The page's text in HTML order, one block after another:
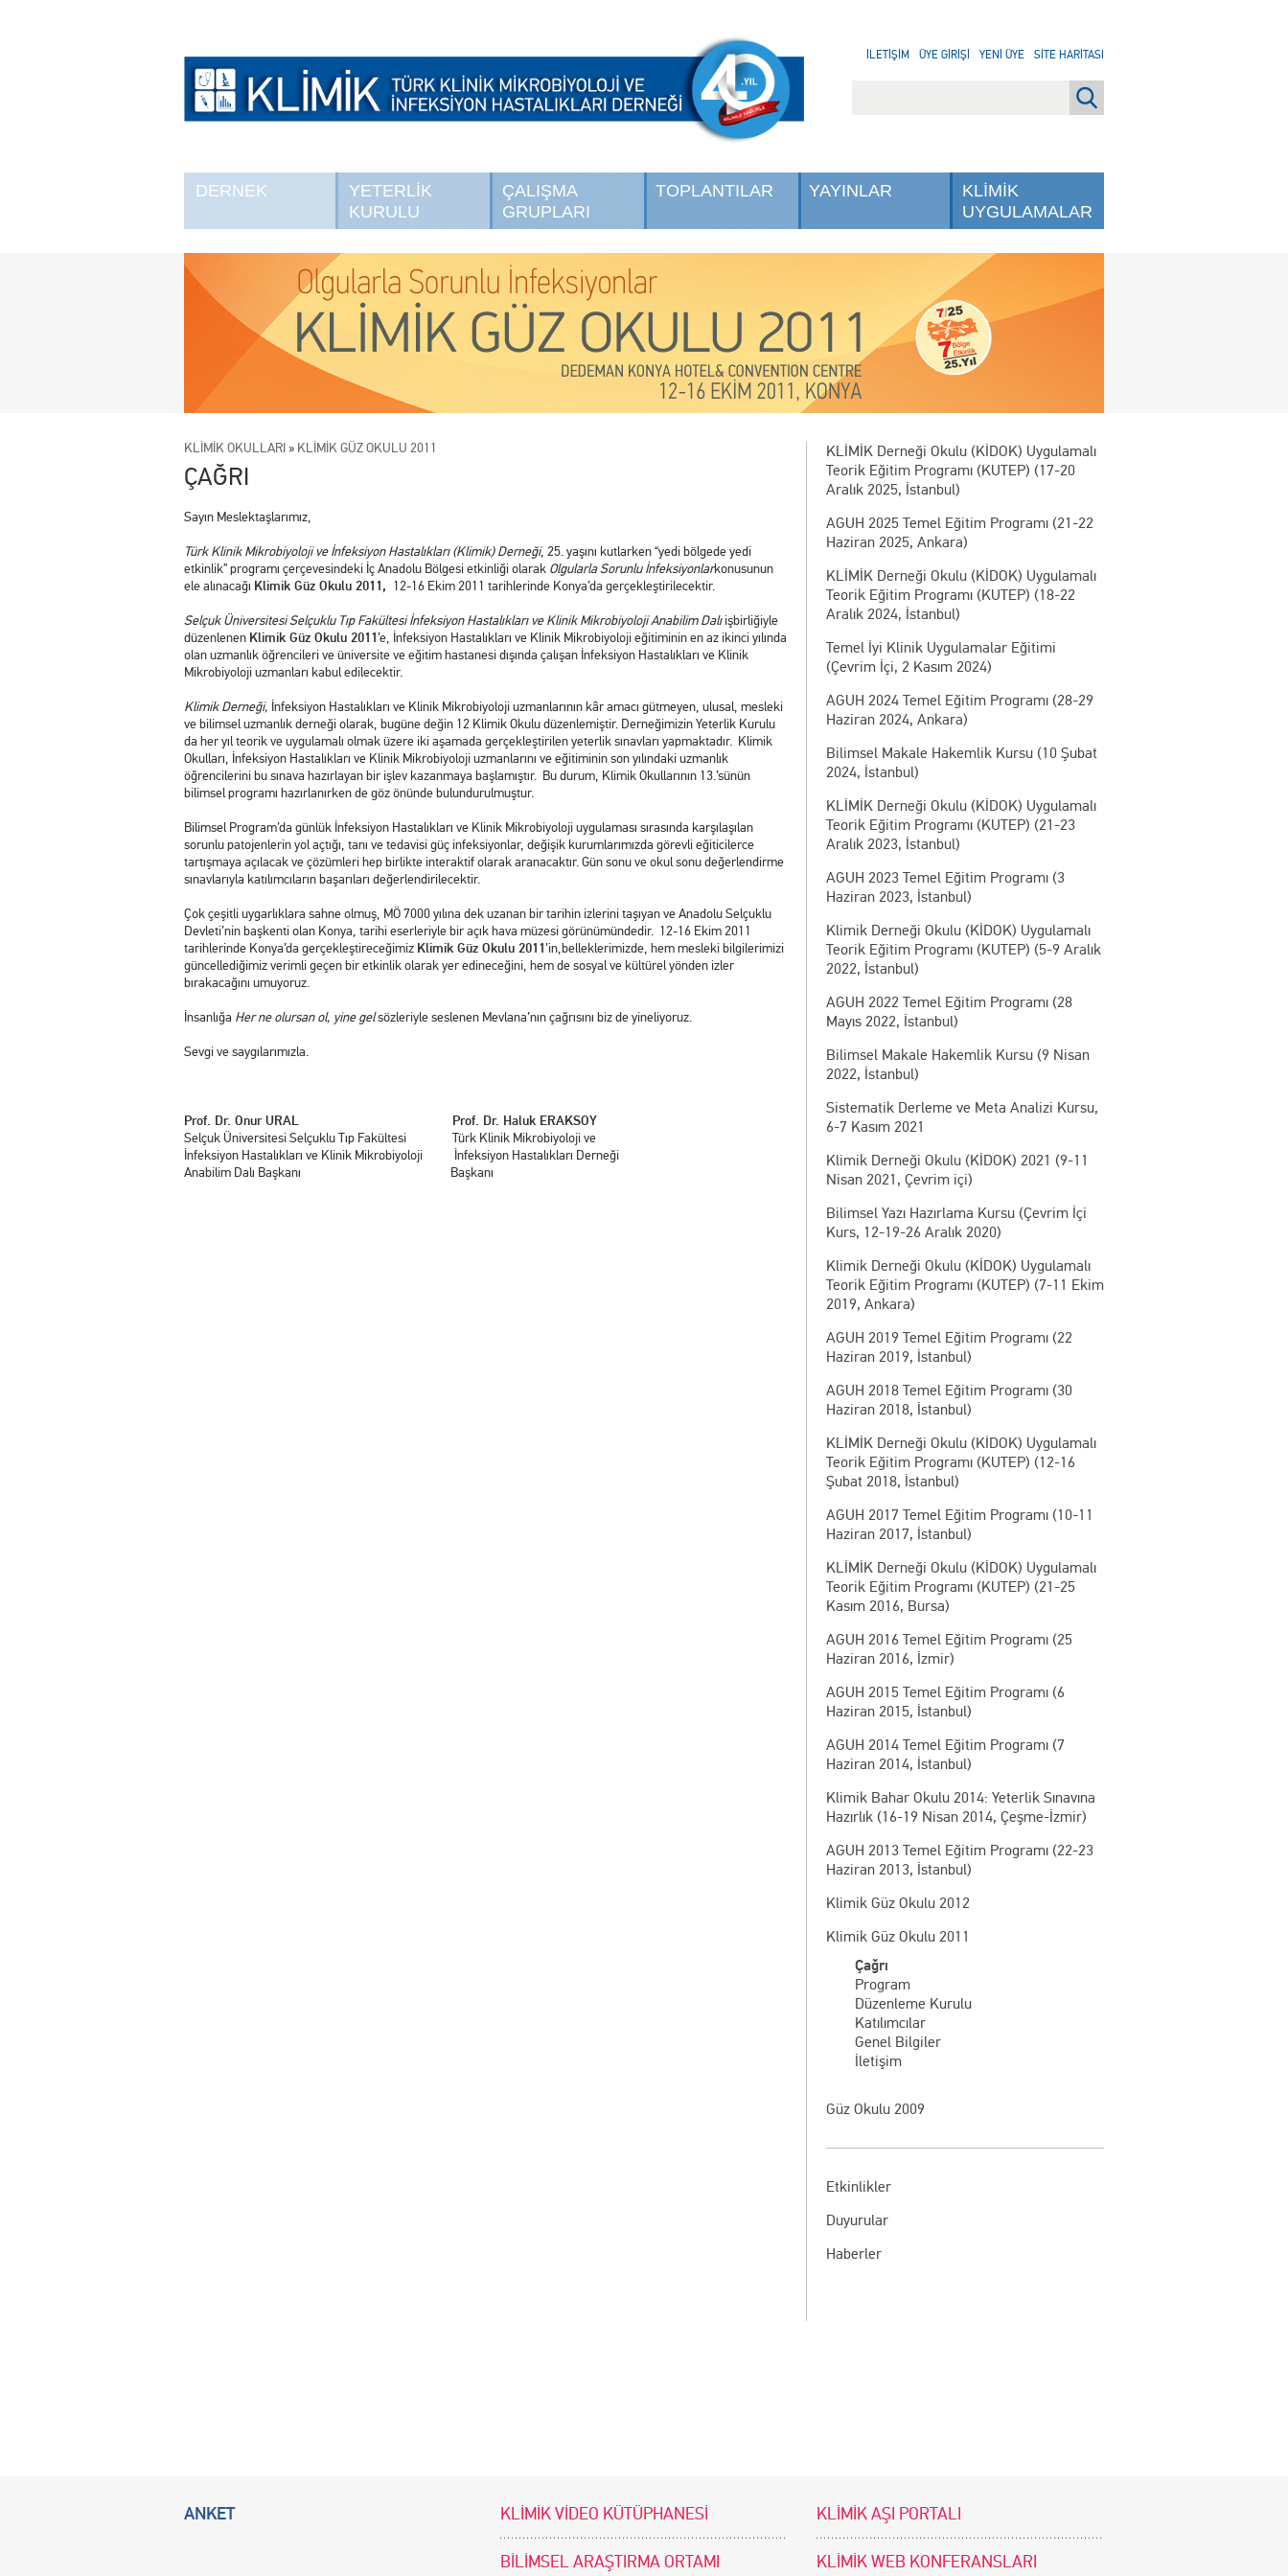
DERNEK
YETERLİK
KURULU
ÇALIŞMA
GRUPLARI
TOPLANTILAR YAYINLAR
KLİMİK
UYGULAMALAR
İLETİŞİM ÜYE GİRİŞİ YENİ ÜYE SİTE HARİTASI
KLİMİK Derneği Okulu (KİDOK) Uygulamalı
Teorik Eğitim Programı (KUTEP) (17-20
Aralık 2025, İstanbul)
AGUH 2025 Temel Eğitim Programı (21-22
Haziran 2025, Ankara)
KLİMİK Derneği Okulu (KİDOK) Uygulamalı
Teorik Eğitim Programı (KUTEP) (18-22
Aralık 2024, İstanbul)
Temel İyi Klinik Uygulamalar Eğitimi
(Çevrim İçi, 2 Kasım 2024)
AGUH 2024 Temel Eğitim Programı (28-29
Haziran 2024, Ankara)
Bilimsel Makale Hakemlik Kursu (10 Şubat
2024, İstanbul)
KLİMİK Derneği Okulu (KİDOK) Uygulamalı
Teorik Eğitim Programı (KUTEP) (21-23
Aralık 2023, İstanbul)
AGUH 2023 Temel Eğitim Programı (3
Haziran 2023, İstanbul)
Klimik Derneği Okulu (KİDOK) Uygulamalı
Teorik Eğitim Programı (KUTEP) (5-9 Aralık
2022, İstanbul)
AGUH 2022 Temel Eğitim Programı (28
Mayıs 2022, İstanbul)
Bilimsel Makale Hakemlik Kursu (9 Nisan
2022, İstanbul)
Sistematik Derleme ve Meta Analizi Kursu,
6-7 Kasım 2021
Klimik Derneği Okulu (KİDOK) 2021 (9-11
Nisan 2021, Çevrim içi)
Bilimsel Yazı Hazırlama Kursu (Çevrim İçi
Kurs, 12-19-26 Aralık 2020)
Klimik Derneği Okulu (KİDOK) Uygulamalı
Teorik Eğitim Programı (KUTEP) (7-11 Ekim
2019, Ankara)
AGUH 2019 Temel Eğitim Programı (22
Haziran 2019, İstanbul)
AGUH 2018 Temel Eğitim Programı (30
Haziran 2018, İstanbul)
KLİMİK Derneği Okulu (KİDOK) Uygulamalı
Teorik Eğitim Programı (KUTEP) (12-16
Şubat 2018, İstanbul)
AGUH 2017 Temel Eğitim Programı (10-11
Haziran 2017, İstanbul)
KLİMİK Derneği Okulu (KİDOK) Uygulamalı
Teorik Eğitim Programı (KUTEP) (21-25
Kasım 2016, Bursa)
AGUH 2016 Temel Eğitim Programı (25
Haziran 2016, İzmir)
AGUH 2015 Temel Eğitim Programı (6
Haziran 2015, İstanbul)
AGUH 2014 Temel Eğitim Programı (7
Haziran 2014, İstanbul)
Klimik Bahar Okulu 2014: Yeterlik Sınavına
Hazırlık (16-19 Nisan 2014, Çeşme-İzmir)
AGUH 2013 Temel Eğitim Programı (22-23
Haziran 2013, İstanbul)
Klimik Güz Okulu 2012
Klimik Güz Okulu 2011
Çağrı
Program
Düzenleme Kurulu
Katılımcılar
Genel Bilgiler
İletişim
Güz Okulu 2009
Etkinlikler
Duyurular
Haberler
KLİMİK OKULLARI » KLİMİK GÜZ OKULU 2011
ÇAĞRI
Sayın Meslektaşlarımız,
Türk Klinik Mikrobiyoloji ve İnfeksiyon Hastalıkları (Klimik) Derneği, 25. yaşını kutlarken “yedi bölgede yedi
etkinlik” programı çerçevesindeki İç Anadolu Bölgesi etkinliği olarak Olgularla Sorunlu İnfeksiyonlarkonusunun
ele alınacağı Klimik Güz Okulu 2011, 12-16 Ekim 2011 tarihlerinde Konya’da gerçekleştirilecektir.
Selçuk Üniversitesi Selçuklu Tıp Fakültesi İnfeksiyon Hastalıkları ve Klinik Mikrobiyoloji Anabilim Dalıişbirliğiyle
düzenlenen Klimik Güz Okulu 2011’e, İnfeksiyon Hastalıkları ve Klinik Mikrobiyoloji eğitiminin en az ikinci yılında
olan uzmanlık öğrencileri ve üniversite ve eğitim hastanesi dışında çalışan İnfeksiyon Hastalıkları ve Klinik
Mikrobiyoloji uzmanları kabul edilecektir.
Klimik Derneği, İnfeksiyon Hastalıkları ve Klinik Mikrobiyoloji uzmanlarının kâr amacı gütmeyen, ulusal, mesleki
ve bilimsel uzmanlık derneği olarak, bugüne değin 12 Klimik Okulu düzenlemiştir. Derneğimizin Yeterlik Kurulu
da her yıl teorik ve uygulamalı olmak üzere iki aşamada gerçekleştirilen yeterlik sınavları yapmaktadır. Klimik
Okulları, İnfeksiyon Hastalıkları ve Klinik Mikrobiyoloji uzmanlarını ve eğitiminin son yılındaki uzmanlık
öğrencilerini bu sınava hazırlayan bir işlev kazanmaya başlamıştır. Bu durum, Klimik Okullarının 13.’sünün
bilimsel programı hazırlanırken de göz önünde bulundurulmuştur.
Bilimsel Program’da günlük İnfeksiyon Hastalıkları ve Klinik Mikrobiyoloji uygulaması sırasında karşılaşılan
sorunlu patojenlerin yol açtığı, tanı ve tedavisi güç infeksiyonlar, değişik kurumlarımızda görevli eğiticilerce
tartışmaya açılacak ve çözümleri hep birlikte interaktif olarak aranacaktır. Gün sonu ve okul sonu değerlendirme
sınavlarıyla katılımcıların başarıları değerlendirilecektir.
Çok çeşitli uygarlıklara sahne olmuş, MÖ 7000 yılına dek uzanan bir tarihin izlerini taşıyan ve Anadolu Selçuklu
Devleti’nin başkenti olan Konya, tarihi eserleriyle bir açık hava müzesi görünümündedir. 12-16 Ekim 2011
tarihlerinde Konya’da gerçekleştireceğimiz Klimik Güz Okulu 2011’in,belleklerimizde, hem mesleki bilgilerimizi
güncellediğimiz verimli geçen bir etkinlik olarak yer edineceğini, hem de sosyal ve kültürel yönden izler
bırakacağını umuyoruz.
İnsanlığa Her ne olursan ol, yine gelsözleriyle seslenen Mevlana’nın çağrısını biz de yineliyoruz.
Sevgi ve saygılarımızla.
Prof. Dr. Onur URAL
Prof. Dr. Haluk ERAKSOY
Selçuk Üniversitesi Selçuklu Tıp Fakültesi Türk Klinik Mikrobiyoloji ve
İnfeksiyon Hastalıkları ve Klinik Mikrobiyoloji İnfeksiyon Hastalıkları Derneği
Anabilim Dalı Başkanı Başkanı
ANKET KLİMİK VİDEO KÜTÜPHANESİ KLİMİK AŞI PORTALI
BİLİMSEL ARAŞTIRMA ORTAMI KLİMİK WEB KONFERANSLARI